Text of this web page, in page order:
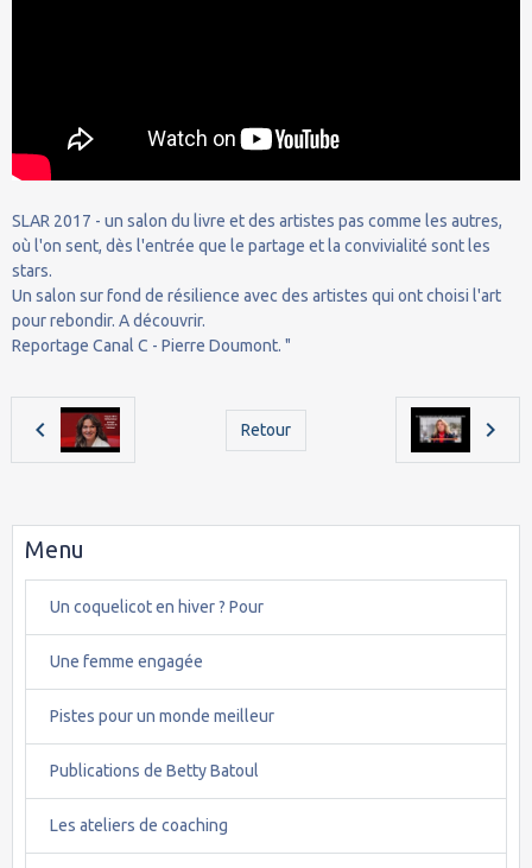
SLAR 2017 - un salon du livre et des artistes pas comme les autres,
où l'on sent, dès l'entrée que le partage et la convivialité sont les
stars.
Un salon sur fond de résilience avec des artistes qui ont choisi l'art
pour rebondir. A découvrir.
Reportage Canal C - Pierre Doumont. "
Retour
Menu
Un coquelicot en hiver ? Pour
Une femme engagée
Pistes pour un monde meilleur
Publications de Betty Batoul
Les ateliers de coaching